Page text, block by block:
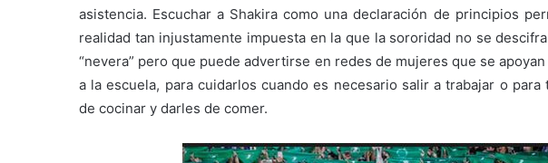
asistencia. Escuchar a Shakira como una declaración de principios
realidad tan injustamente impuesta en la que la sororidad no se
“nevera” pero que puede advertirse en redes de mujeres que se
a la escuela, para cuidarlos cuando es necesario salir a trabajar o
de cocinar y darles de comer.